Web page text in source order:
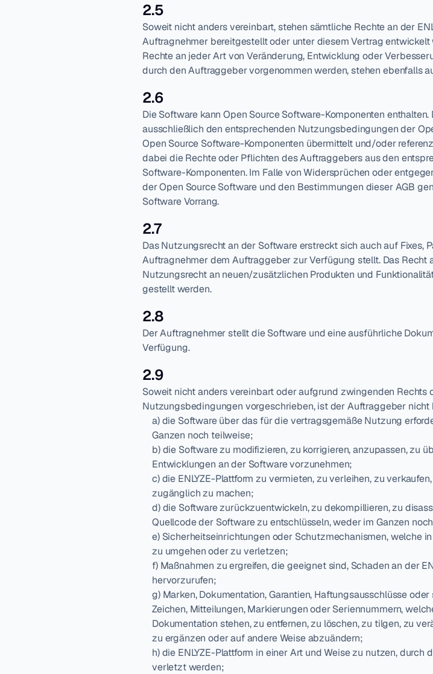
2.5
Soweit nicht anders vereinbart, stehen sämtliche Rechte an der
Auftragnehmer bereitgestellt oder unter diesem Vertrag
Rechte an jeder Art von Veränderung, Entwicklung oder
durch den Auftraggeber vorgenommen werden, stehen ebenfalls
2.6
Die Software kann Open Source Software-Komponenten
ausschließlich den entsprechenden Nutzungsbedingungen der
Open Source Software-Komponenten übermittelt und/oder
dabei die Rechte oder Pflichten des Auftraggebers aus den
Software-Komponenten. Im Falle von Widersprüchen oder
der Open Source Software und den Bestimmungen dieser AGB
Software Vorrang.
2.7
Das Nutzungsrecht an der Software erstreckt sich auch auf Fixes,
Auftragnehmer dem Auftraggeber zur Verfügung stellt. Das
Nutzungsrecht an neuen/zusätzlichen Produkten und
gestellt werden.
2.8
Der Auftragnehmer stellt die Software und eine ausführliche
Verfügung.
2.9
Soweit nicht anders vereinbart oder aufgrund zwingenden Rechts
Nutzungsbedingungen vorgeschrieben, ist der Auftraggeber nicht
a) die Software über das für die vertragsgemäße Nutzung
Ganzen noch teilweise;
b) die Software zu modifizieren, zu korrigieren, anzupassen, zu
Entwicklungen an der Software vorzunehmen;
c) die ENLYZE-Plattform zu vermieten, zu verleihen, zu
zugänglich zu machen;
d) die Software zurückzuentwickeln, zu dekompillieren, zu
Quellcode der Software zu entschlüsseln, weder im Ganzen
e) Sicherheitseinrichtungen oder Schutzmechanismen, welche
zu umgehen oder zu verletzen;
f) Maßnahmen zu ergreifen, die geeignet sind, Schaden an der
hervorzurufen;
g) Marken, Dokumentation, Garantien, Haftungsausschlüsse
Zeichen, Mitteilungen, Markierungen oder Seriennummern,
Dokumentation stehen, zu entfernen, zu löschen, zu tilgen, zu
zu ergänzen oder auf andere Weise abzuändern;
h) die ENLYZE-Plattform in einer Art und Weise zu nutzen,
verletzt werden;